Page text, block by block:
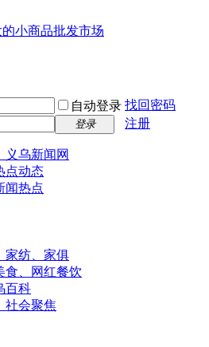
小商品批发市场
自动登录 找回密码
登录 注册
义乌新闻网
点动态
闻热点
家纺、家俱
食、网红餐饮
百科
社会聚焦